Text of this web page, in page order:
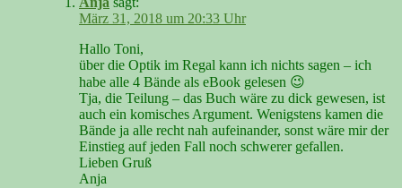
März 31, 2018 um 20:33 Uhr
Hallo Toni,
über die Optik im Regal kann ich nichts sagen – ich
habe alle 4 Bände als eBook gelesen 😉
Tja, die Teilung – das Buch wäre zu dick gewesen, ist
auch ein komisches Argument. Wenigstens kamen die
Bände ja alle recht nah aufeinander, sonst wäre mir der
Einstieg auf jeden Fall noch schwerer gefallen.
Lieben Gruß
Anja